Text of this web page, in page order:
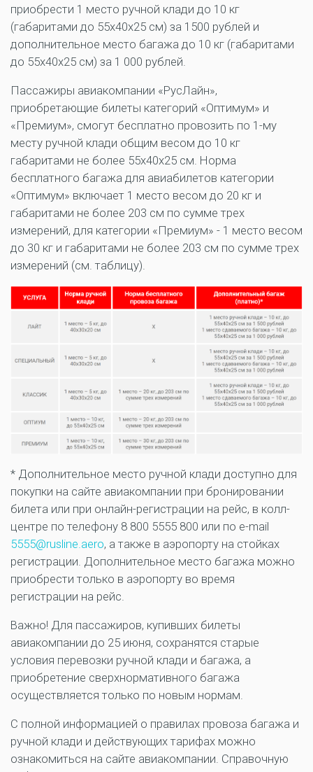
приобрести 1 место ручной клади до 10 кг
(габаритами до 55x40x25 см) за 1500 рублей и
дополнительное место багажа до 10 кг (габаритами
до 55x40x25 см) за 1 000 рублей.
Пассажиры авиакомпании «РусЛайн»,
приобретающие билеты категорий «Оптимум» и
«Премиум», смогут бесплатно провозить по 1-му
месту ручной клади общим весом до 10 кг
габаритами не более 55x40x25 см. Норма
бесплатного багажа для авиабилетов категории
«Оптимум» включает 1 место весом до 20 кг и
габаритами не более 203 см по сумме трех
измерений, для категории «Премиум» - 1 место весом
до 30 кг и габаритами не более 203 см по сумме трех
измерений (см. таблицу).
* Дополнительное место ручной клади доступно для
покупки на сайте авиакомпании при бронировании
билета или при онлайн-регистрации на рейс, в колл-
центре по телефону 8 800 5555 800 или по e-mail
5555@rusline.aero, а также в аэропорту на стойках
регистрации. Дополнительное место багажа можно
приобрести только в аэропорту во время
регистрации на рейс.
Важно! Для пассажиров, купивших билеты
авиакомпании до 25 июня, сохранятся старые
условия перевозки ручной клади и багажа, а
приобретение сверхнормативного багажа
осуществляется только по новым нормам.
С полной информацией о правилах провоза багажа и
ручной клади и действующих тарифах можно
ознакомиться на сайте авиакомпании. Справочную